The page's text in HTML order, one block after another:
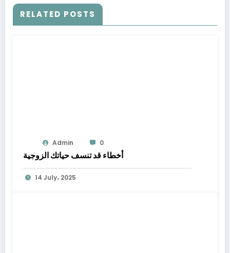
RELATED POSTS
Admin 0
أخطاء قد تنسف حياتك الزوجية
14 July، 2025